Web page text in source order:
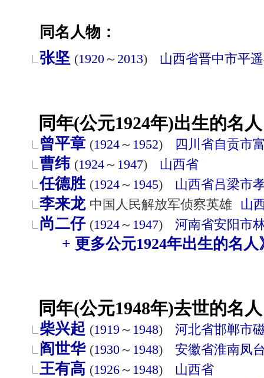
同名人物：
张坚 (1920～ 2013) 山西省晋中市平
同年(公元1924年)出生的名
曾平章 (1924～ 1952) 四川省自贡市
曹纬 (1924～ 1947) 山西省
任德胜 (1924～ 1945) 山西省吕梁市
李来龙 中国人民解放军侦察英雄 山
尚二仔 (1924～ 1947) 河南省安阳市
+ 更多公元1924年出生的名人
同年(公元1948年)去世的名
柴兴起 (1919 ～ 1948) 河北省邯郸市
阎世华 (1930～ 1948) 安徽省淮南凤
王有高 (1926～ 1948) 山西省